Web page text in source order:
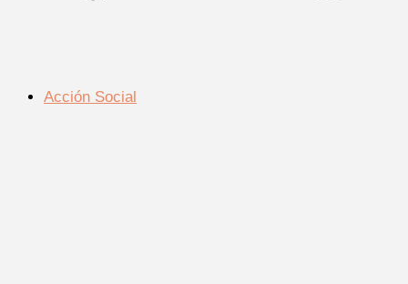
Acción Social